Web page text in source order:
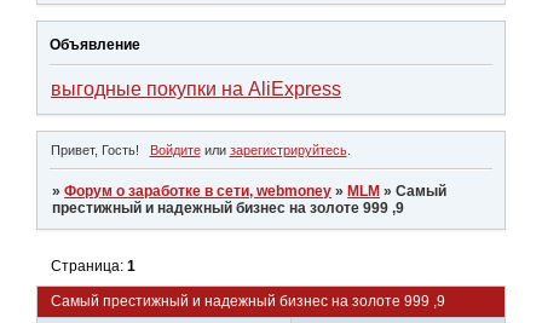
Объявление
выгодные покупки на AliExpress
Привет, Гость! Войдитеили зарегистрируйтесь.
»Форум о заработке в сети, webmoney » MLM »Самый
престижный и надежный бизнес на золоте 999 ,9
Самый престижный и надежный бизнес на золоте 999 ,9
Страница:1